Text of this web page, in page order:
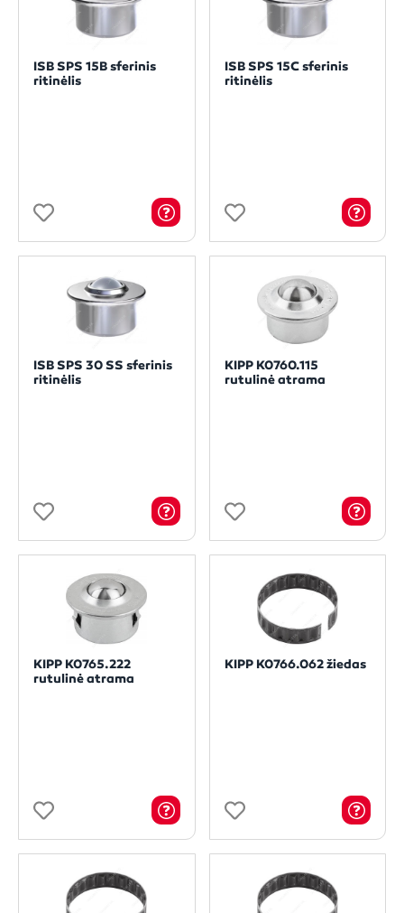
ISB SPS 15B sferinis
ritinėlis
ISB SPS 15C sferinis
ritinėlis
ISB SPS 30 SS sferinis
ritinėlis
KIPP K0760.115
rutulinė atrama
KIPP K0765.222
rutulinė atrama
KIPP K0766.062 žiedas